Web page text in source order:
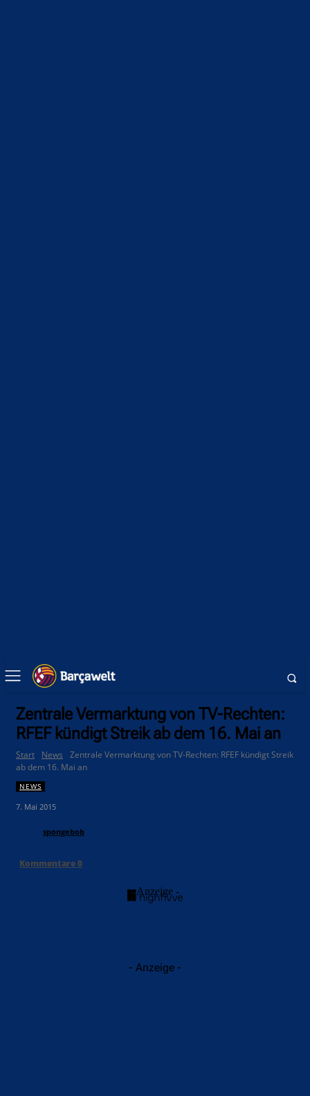
Zentrale Vermarktung von TV-Rechten:
RFEF kündigt Streik ab dem 16. Mai an
Start News
Zentrale Vermarktung von TV-Rechten: RFEF kündigt Streik
ab dem 16. Mai an
NEWS
7. Mai 2015
spongebob
Kommentare0
- Anzeige -
- Anzeige -